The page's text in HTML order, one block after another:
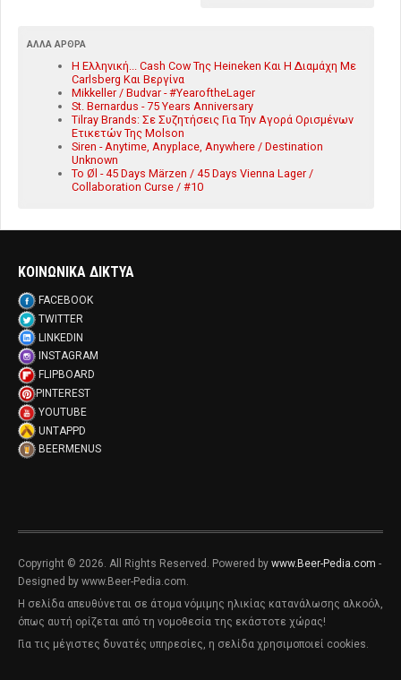
ΆΛΛΑ ΆΡΘΡΑ
Η Ελληνική... Cash Cow Της Heineken Και Η Διαμάχη Με
Carlsberg Και Βεργίνα
Mikkeller / Budvar - #YearoftheLager
St. Bernardus - 75 Years Anniversary
Tilray Brands: Σε Συζητήσεις Για Την Αγορά Ορισμένων
Ετικετών Της Molson
Siren - Anytime, Anyplace, Anywhere / Destination
Unknown
To Øl - 45 Days Märzen / 45 Days Vienna Lager /
Collaboration Curse / #10
ΚΟΙΝΩΝΙΚΑ ΔΙΚΤΥΑ
FACEBOOK
TWITTER
LINKEDIN
INSTAGRAM
FLIPBOARD
PINTEREST
YOUTUBE
UNTAPPD
BEERMENUS
Copyright © 2026. All Rights Reserved. Powered by www.Beer-Pedia.com -
Designed by www.Beer-Pedia.com.
Η σελίδα απευθύνεται σε άτομα νόμιμης ηλικίας κατανάλωσης αλκοόλ,
όπως αυτή ορίζεται από τη νομοθεσία της εκάστοτε χώρας!
Για τις μέγιστες δυνατές υπηρεσίες, η σελίδα χρησιμοποιεί cookies.